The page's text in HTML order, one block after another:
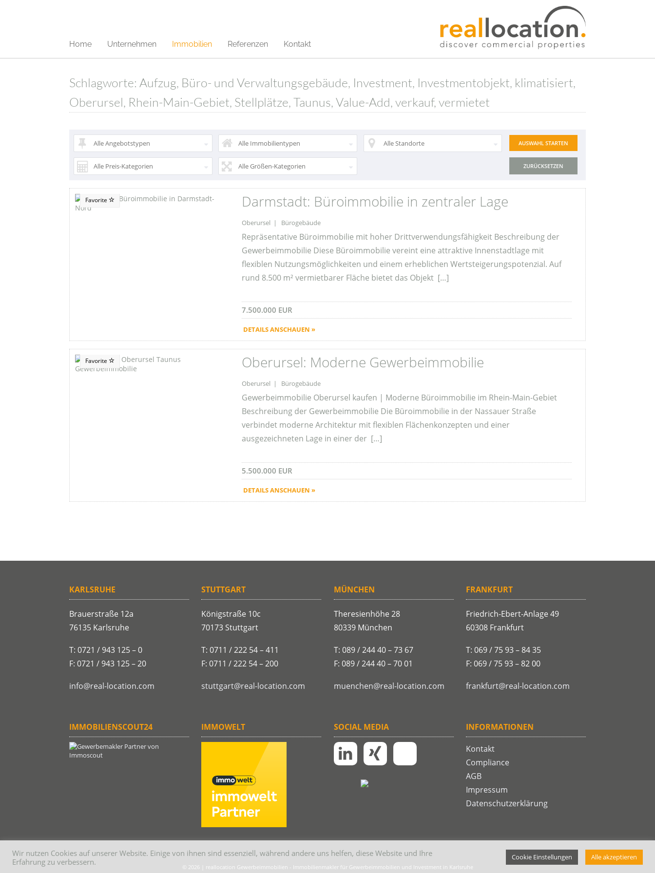
Home Unternehmen Immobilien Referenzen Kontakt
Schlagworte: Aufzug, Büro- und Verwaltungsgebäude, Investment, Investmentobjekt, klimatisiert,
Oberursel, Rhein-Main-Gebiet, Stellplätze, Taunus, Value-Add, verkauf, vermietet
Alle Angebotstypen Alle Immobilientypen Alle Standorte
Alle Preis-Kategorien Alle Größen-Kategorien ZURÜCKSETZEN
Favorite Darmstadt: Büroimmobilie in zentraler Lage
Oberursel | Bürogebäude
Repräsentative Büroimmobilie mit hoher Drittverwendungsfähigkeit Beschreibung der
Gewerbeimmobilie Diese Büroimmobilie vereint eine attraktive Innenstadtlage mit
flexiblen Nutzungsmöglichkeiten und einem erheblichen Wertsteigerungspotenzial. Auf
rund 8.500 m² vermietbarer Fläche bietet das Objekt […]
7.500.000 EUR
DETAILS ANSCHAUEN »
Favorite Oberursel: Moderne Gewerbeimmobilie
Oberursel | Bürogebäude
Gewerbeimmobilie Oberursel kaufen | Moderne Büroimmobilie im Rhein-Main-Gebiet
Beschreibung der Gewerbeimmobilie Die Büroimmobilie in der Nassauer Straße
verbindet moderne Architektur mit flexiblen Flächenkonzepten und einer
ausgezeichneten Lage in einer der […]
5.500.000 EUR
DETAILS ANSCHAUEN »
KARLSRUHE
Brauerstraße 12a
76135 Karlsruhe
T: 0721 / 943 125 – 0
F: 0721 / 943 125 – 20
info@real-location.com
IMMOBILIENSCOUT24
STUTTGART
Königstraße 10c
70173 Stuttgart
T: 0711 / 222 54 – 411
F: 0711 / 222 54 – 200
stuttgart@real-location.com
IMMOWELT
MÜNCHEN
Theresienhöhe 28
80339 München
T: 089 / 244 40 – 73 67
F: 089 / 244 40 – 70 01
muenchen@real-location.com
SOCIAL MEDIA
FRANKFURT
Friedrich-Ebert-Anlage 49
60308 Frankfurt
T: 069 / 75 93 – 84 35
F: 069 / 75 93 – 82 00
frankfurt@real-location.com
INFORMATIONEN
Kontakt
Compliance
AGB
Impressum
Datenschutzerklärung
© 2026 | reallocation Gewerbeimmobilien - Immobilienmakler für Gewerbeimmobilien und Investment in Karlsruhe
Wir nutzen Cookies auf unserer Website. Einige von ihnen sind essenziell, während andere uns helfen, diese Website und Ihre
Erfahrung zu verbessern.
Cookie Einstellungen Alle akzeptieren